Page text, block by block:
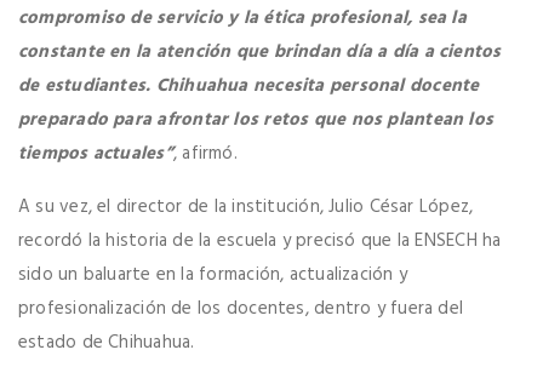
compromiso de servicio y la ética profesional, sea la
constante en la atención que brindan día a día a cientos
de estudiantes. Chihuahua necesita personal docente
preparado para afrontar los retos que nos plantean los
tiempos actuales”, afirmó.
A su vez, el director de la institución, Julio César López,
recordó la historia de la escuela y precisó que la ENSECH ha
sido un baluarte en la formación, actualización y
profesionalización de los docentes, dentro y fuera del
estado de Chihuahua.